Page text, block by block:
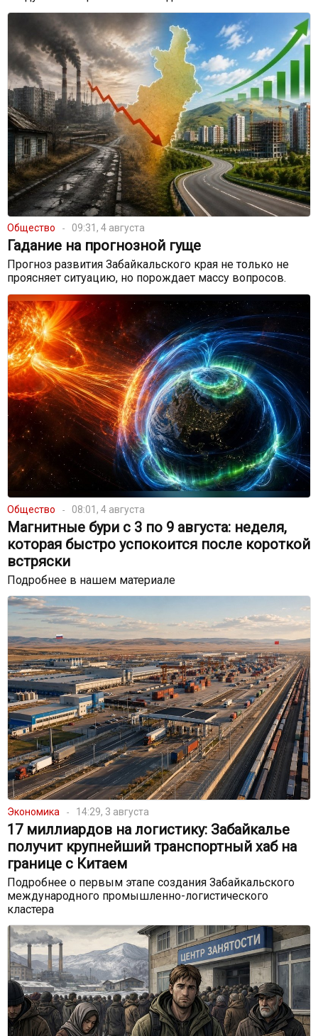
Общество 09:31, 4 августа
Гадание на прогнозной гуще
Прогноз развития Забайкальского края не только не
проясняет ситуацию, но порождает массу вопросов.
Общество 08:01, 4 августа
Магнитные бури с 3 по 9 августа: неделя,
которая быстро успокоится после короткой
встряски
Подробнее в нашем материале
Экономика 14:29, 3 августа
17 миллиардов на логистику: Забайкалье
получит крупнейший транспортный хаб на
границе с Китаем
Подробнее о первым этапе создания Забайкальского
международного промышленно-логистического
кластера